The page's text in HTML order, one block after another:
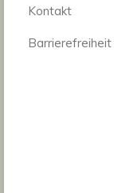
Kontakt
Barrierefreiheit